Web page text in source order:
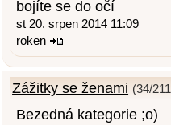
bojíte se do očí
st 20. srpen 2014 11:09
roken
Zážitky se ženami (34/
Bezedná kategorie ;o)